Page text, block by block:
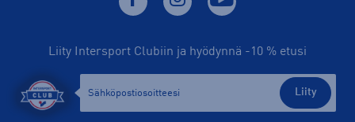
Liity Intersport Clubiin ja hyödynnä -10 % etusi
Liity